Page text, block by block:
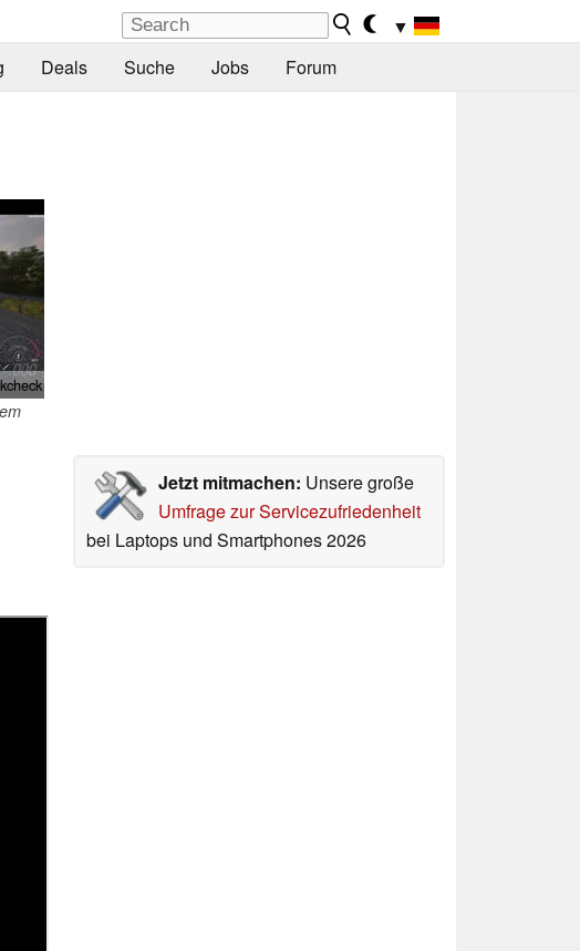
▼
Deals Suche Jobs Forum
Jetzt mitmachen: Unsere große
Umfrage zur Servicezufriedenheit
bei Laptops und Smartphones 2026